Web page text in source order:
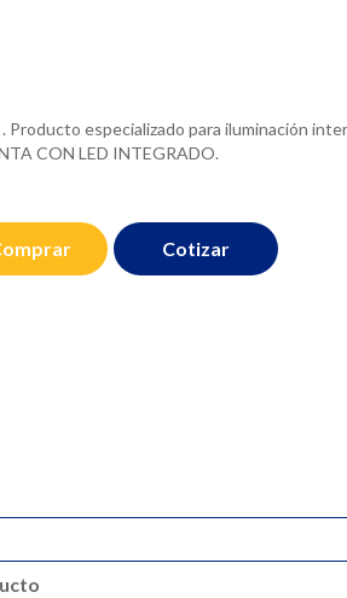
Producto especializado para iluminación
CON LED INTEGRADO.
Cotizar